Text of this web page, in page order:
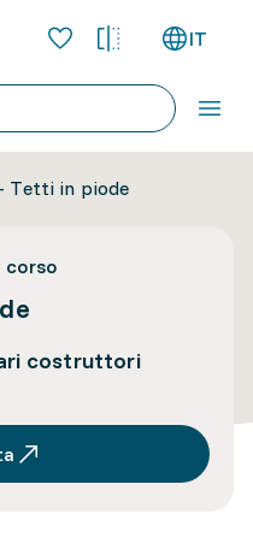
IT
Tetti in piode
costruttori